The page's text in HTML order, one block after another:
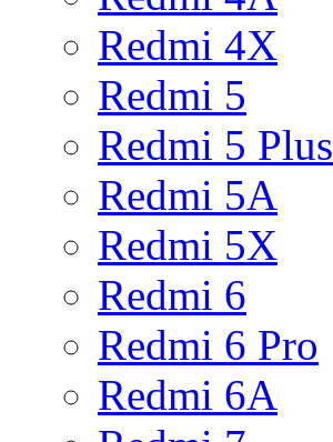
Redmi 4X
Redmi 5
Redmi 5 Plus
Redmi 5A
Redmi 5X
Redmi 6
Redmi 6 Pro
Redmi 6A